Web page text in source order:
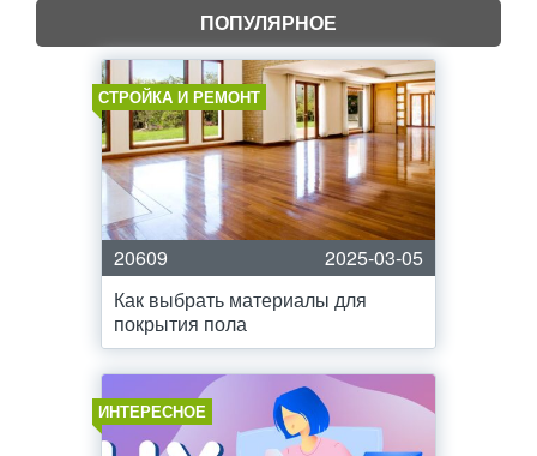
ПОПУЛЯРНОЕ
СТРОЙКА И РЕМОНТ
20609
2025-03-05
Как выбрать материалы для
покрытия пола
ИНТЕРЕСНОЕ